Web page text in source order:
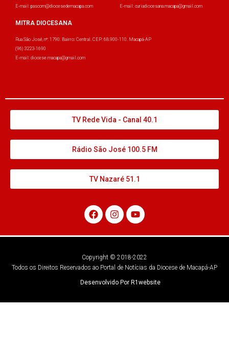
E-mail: pascom@diocesedemacapa.com
E-mail: curiadiocesana.macapa@gmail.com
MITRA DIOCESANA
Rua São José, nº: 1790. Bairro: Central. CEP: 68.900-110. Macapá-AP
(96) 3223-1690
E-mail: diocese.macapa@gmail.com
TV Rede Vida - Canal 40.1
Rádio São José 100.5 FM
TV Nazaré 51.1
Copyright © 2018-2022
Todos os Direitos Reservados ao Portal de Notícias da Diocese de Macapá-AP
Desenvolvido Por R1website